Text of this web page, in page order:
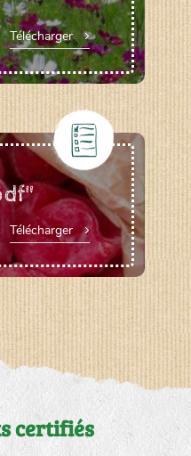
Télécharger
Télécharger
certifiés